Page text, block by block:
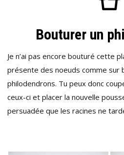
Bouturer un
Je n’ai pas encore bouturé cette
présente des noeuds comme sur
philodendrons. Tu peux donc
ceux-ci et placer la nouvelle
persuadée que les racines ne